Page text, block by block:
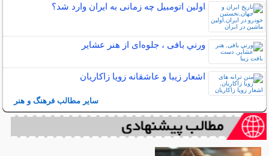
اولین اتومبیل چه زمانی به ایران وارد شد؟
ورني بافی ، جلوه‌ای از هنر عشاير
اشعار زیبا و عاشقانه زویا زاکاریان
سایر مطالب فرهنگ و هنر